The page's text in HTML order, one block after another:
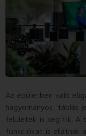
Az épületben való
hagyományos, táblás
felületek is segítik. A
funkciókat is ellátnak